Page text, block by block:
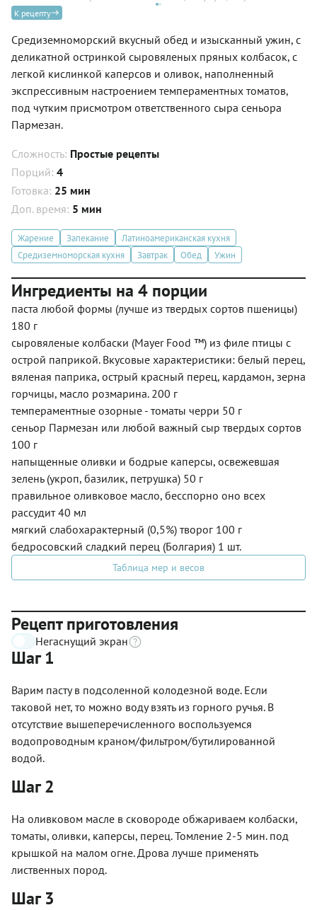
К рецепту
Средиземноморский вкусный обед и изысканный ужин, с
деликатной остринкой сыровяленых пряных колбасок, с
легкой кислинкой каперсов и оливок, наполненный
экспрессивным настроением темпераментных томатов,
под чутким присмотром ответственного сыра сеньора
Пармезан.
Сложность: Простые рецепты
Порций: 4
Готовка: 25 мин
Доп. время: 5 мин
Жарение Запекание
Латиноамериканская кухня
Средиземноморская кухня
Завтрак Обед Ужин
Ингредиенты на 4 порции
паста любой формы (лучше из твердых сортов пшеницы)
180 г
сыровяленые колбаски (Mayer Food ™) из филе птицы с
острой паприкой. Вкусовые характеристики: белый перец,
вяленая паприка, острый красный перец, кардамон, зерна
горчицы, масло розмарина. 200 г
темпераментные озорные - томаты черри 50 г
сеньор Пармезан или любой важный сыр твердых сортов
100 г
напыщенные оливки и бодрые каперсы, освежевшая
зелень (укроп, базилик, петрушка) 50 г
правильное оливковое масло, бесспорно оно всех
рассудит 40 мл
мягкий слабохарактерный (0,5%) творог 100 г
бедросовский сладкий перец (Болгария) 1 шт.
Таблица мер и весов
Рецепт приготовления
Негаснущий экран
Шаг 1
Варим пасту в подсоленной колодезной воде. Если
таковой нет, то можно воду взять из горного ручья. В
отсутствие вышеперечисленного воспользуемся
водопроводным краном/фильтром/бутилированной
водой.
Шаг 2
На оливковом масле в сковороде обжариваем колбаски,
томаты, оливки, каперсы, перец. Томление 2-5 мин. под
крышкой на малом огне. Дрова лучше применять
лиственных пород.
Шаг 3